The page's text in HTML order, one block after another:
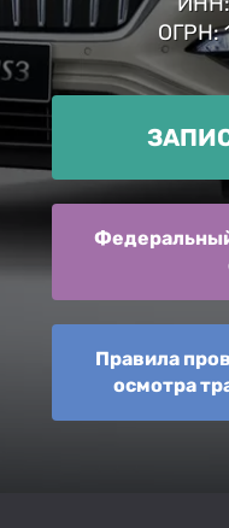
ОГРН:
Правила
осмотра